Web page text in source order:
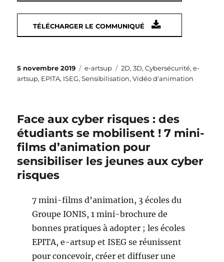
TÉLÉCHARGER LE COMMUNIQUÉ
Publié
le
5 novembre 2019 Catégories
e-artsup Étiquettes
2D,3D,Cybersécurité,e-
artsup, EPITA, ISEG,Sensibilisation,Vidéo d'animation
Face aux cyber risques : des
étudiants se mobilisent ! 7 mini-
films d’animation pour
sensibiliser les jeunes aux cyber
risques
7 mini-films d’animation, 3 écoles du
Groupe IONIS, 1 mini-brochure de
bonnes pratiques à adopter ; les écoles
EPITA, e-artsup et ISEG se réunissent
pour concevoir, créer et diffuser une